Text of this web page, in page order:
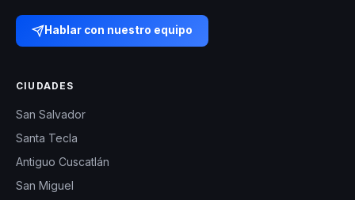
Hablar con nuestro equipo
CIUDADES
San Salvador
Santa Tecla
Antiguo Cuscatlán
San Miguel